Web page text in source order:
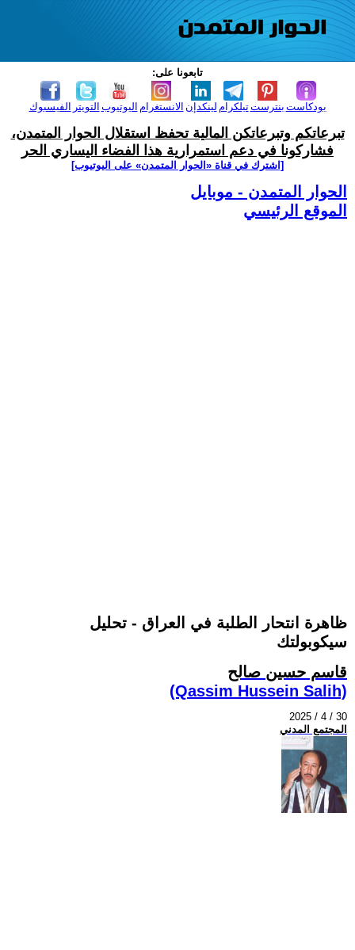
تابعونا على:
الفيسبوك التويتر اليوتيوب الانستغرام لينكدإن تيلكرامبنترست بودكاست
تبرعاتكم وتبرعاتكن المالية تحفظ استقلال الحوار المتمدن،
فشاركونا في دعم استمرارية هذا الفضاء اليساري الحر
[اشترك في قناة ‫«الحوار المتمدن» على اليوتيوب]
الحوار المتمدن - موبايل
الموقع الرئيسي
ظاهرة انتحار الطلبة في العراق - تحليل
سيكوبولتك
قاسم حسين صالح
(Qassim Hussein Salih)
2025 / 4 / 30
المجتمع المدني